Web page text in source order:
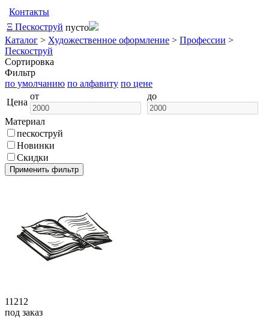
Контакты
Ξ Пескоструй пусто
Каталог > Художественное оформление > Профессии >
Пескоструй
Сортировка
Фильтр
по умолчанию по алфавиту по цене
Цена
от до
Материал
пескоструй
Новинки
Скидки
11212
под заказ